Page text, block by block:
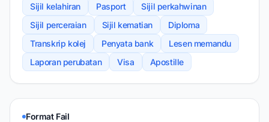
Sijil kelahiran Pasport
Sijil perkahwinan
Sijil perceraian
Sijil kematian
Diploma
Transkrip kolej
Penyata bank
Lesen memandu
Laporan perubatan
Visa Apostille
Format Fail